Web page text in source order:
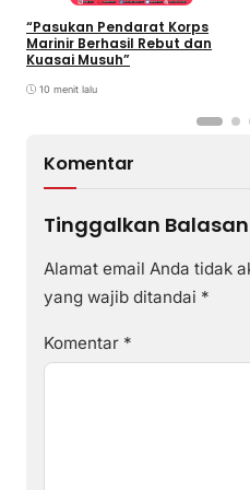
“Pasukan Pendarat Korps
Marinir Berhasil Rebut dan
Kuasai Musuh”
10 menit lalu
Komentar
Tinggalkan Balasan
Alamat email Anda tidak
yang wajib ditandai *
Komentar *